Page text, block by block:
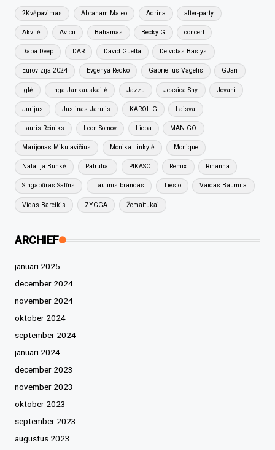
2Kvėpavimas Abraham Mateo Adrina after-party
Akvilė Avicii Bahamas Becky G concert
Dapa Deep DAR David Guetta Deividas Bastys
Eurovizija 2024 Evgenya Redko Gabrielius Vagelis GJan
Iglė Inga Jankauskaitė Jazzu Jessica Shy Jovani
Jurijus Justinas Jarutis KAROL G Laisva
Lauris Reiniks Leon Somov Liepa MAN-GO
Marijonas Mikutavičius Monika Linkytė Monique
Natalija Bunkė Patruliai PIKASO Remix Rihanna
Singapūras Satīns Tautinis brandas Tiesto Vaidas Baumila
Vidas Bareikis ZYGGA Žemaitukai
ARCHIEF
januari 2025
december 2024
november 2024
oktober 2024
september 2024
januari 2024
december 2023
november 2023
oktober 2023
september 2023
augustus 2023